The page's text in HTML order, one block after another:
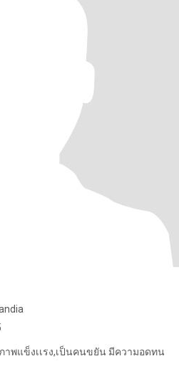
พแข็งเเรง,เป็นคนขยัน มีความอดทน